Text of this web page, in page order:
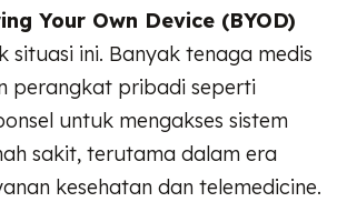
Your Own Device (BYOD)
situasi ini. Banyak tenaga medis
perangkat pribadi seperti
untuk mengakses sistem
sakit, terutama dalam era
kesehatan dan telemedicine.